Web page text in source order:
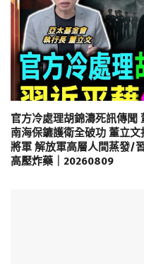
官方冷處理胡錦濤死訊傳
南海保鑣護衛全破功 董立
將軍 解放軍高層人間蒸發/
高壓炸藥｜20260809